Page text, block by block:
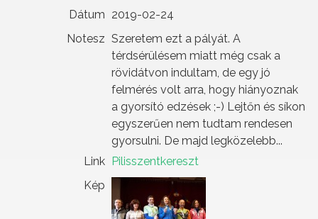
Dátum 2019-02-24
Notesz Szeretem ezt a pályát. A
térdsérülésem miatt még csak a
rövidátvon indultam, de egy jó
felmérés volt arra, hogy hiányoznak
a gyorsító edzések ;-) Lejtőn és síkon
egyszerűen nem tudtam rendesen
gyorsulni. De majd legközelebb...
Link Pilisszentkereszt
Kép